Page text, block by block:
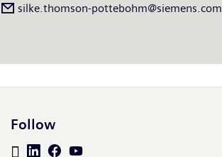
silke.thomson-pottebohm@siemens.com
Follow